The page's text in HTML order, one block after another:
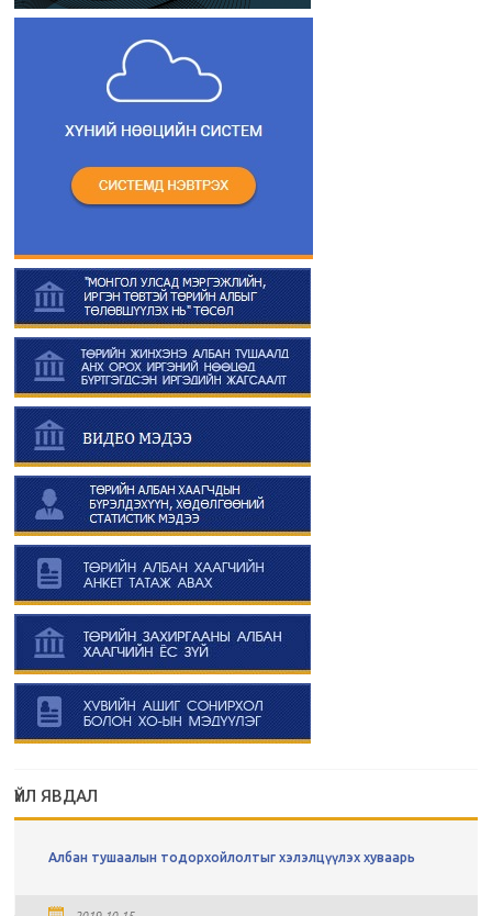
ҮЙЛ ЯВДАЛ
Албан тушаалын тодорхойлолтыг хэлэлцүүлэх хуваарь